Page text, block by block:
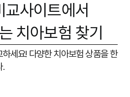
교사이트에서
치아보험 찾기
하세요! 다양한 치아보험 상품을 한
.